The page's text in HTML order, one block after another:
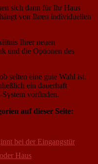
sich dann für Ihr Haus
von Ihren individuellen
Ihrer neuen
und die Optionen des
selten eine gute Wahl ist.
ein dauerhaft
System vorfinden.
auf dieser Seite:
bei der Eingangstür
Haus